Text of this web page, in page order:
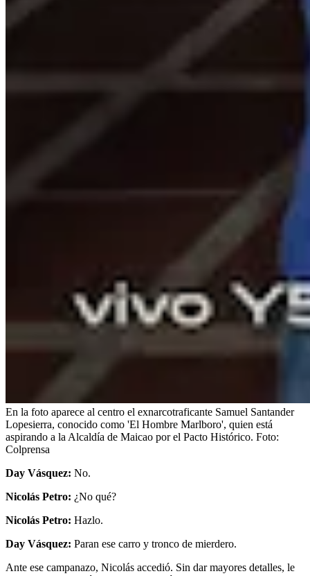
En la foto aparece al centro el exnarcotraficante Samuel Santander
Lopesierra, conocido como 'El Hombre Marlboro', quien está
aspirando a la Alcaldía de Maicao por el Pacto Histórico. Foto:
Colprensa
Day Vásquez: No.
Nicolás Petro: ¿No qué?
Nicolás Petro: Hazlo.
Day Vásquez: Paran ese carro y tronco de mierdero.
Ante ese campanazo, Nicolás accedió. Sin dar mayores detalles, le